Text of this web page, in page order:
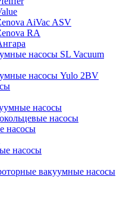
AiVac ASV
RA
насосы SL Vacuum
насосы Yulo 2BV
насосы
насосы
насосы
насосы
вакуумные насосы